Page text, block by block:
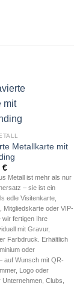
Metallkarte mit
€
€Aktueller
Preis
1,00 €.
Metall ist mehr als nur
– sie ist ein
edle Visitenkarte,
Mitgliedskarte oder VIP-
fertigen Ihre
mit Gravur,
Farbdruck. Erhältlich
oder
auf Wunsch mit QR-
Logo oder
Clubs,